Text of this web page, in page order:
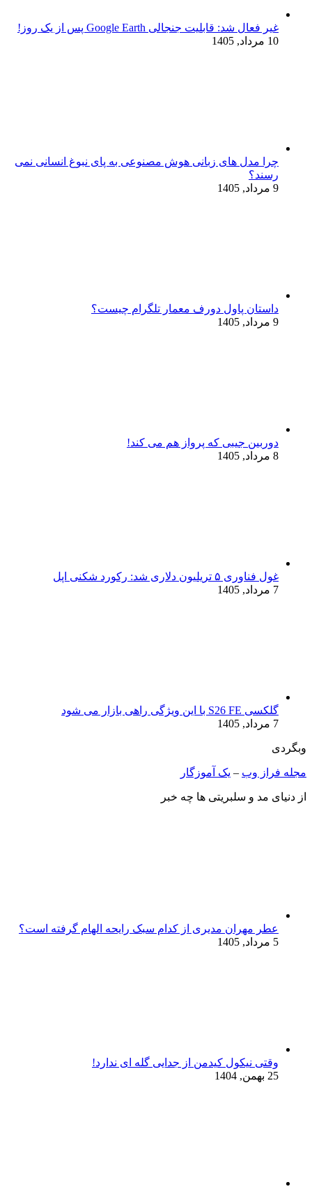
غیر فعال شد: قابلیت جنجالی Google Earth پس از یک روز!
10 مرداد, 1405
چرا مدل‌ های زبانی هوش مصنوعی به پای نبوغ انسانی نمی‌
رسند؟
9 مرداد, 1405
داستان پاول دورف معمار تلگرام چیست؟
9 مرداد, 1405
دوربین جیبی که پرواز هم می‌ کند!
8 مرداد, 1405
غول فناوری ۵ تریلیون دلاری شد: رکورد شکنی اپل
7 مرداد, 1405
گلکسی S26 FE با این ویژگی راهی بازار می شود
7 مرداد, 1405
وبگردی
مجله فراز وب – یک آموزگار
از دنیای مد و سلبریتی ها چه خبر
عطر مهران مدیری از کدام سبک رایحه الهام گرفته است؟
5 مرداد, 1405
وقتی نیکول کیدمن از جدایی گله ای ندارد!
25 بهمن, 1404